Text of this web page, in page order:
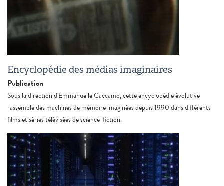
Encyclopédie des médias imaginaires
Publication
Sous la direction d'Emmanuelle Caccamo, cette encyclopédie évolutive
rassemble des machines de mémoire imaginées depuis 1990 dans différents
films et séries télévisées de science-fiction.